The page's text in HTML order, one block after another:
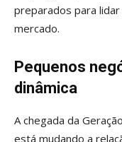
preparados para
mercado.
Pequenos
dinâmica
A chegada da
está mudando a